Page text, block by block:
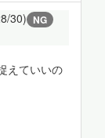
30) NG
えていいの